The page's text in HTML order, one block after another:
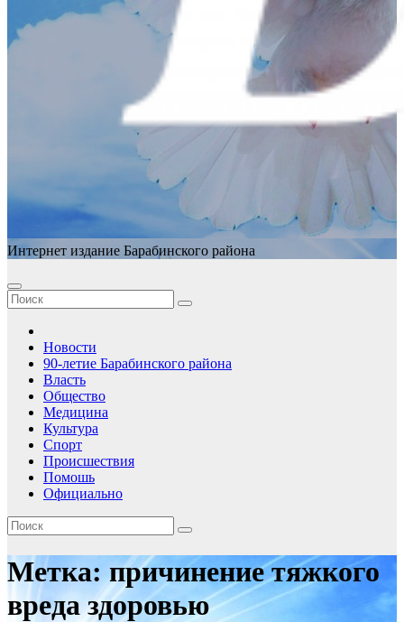
Интернет издание Барабинского района
Новости
90-летие Барабинского района
Власть
Общество
Медицина
Культура
Спорт
Происшествия
Помошь
Официально
Метка:причинение тяжкого
вреда здоровью